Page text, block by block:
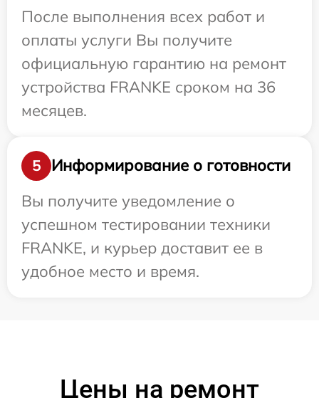
После выполнения всех работ и
оплаты услуги Вы получите
официальную гарантию на ремонт
устройства FRANKE сроком на 36
месяцев.
5
Информирование о готовности
Вы получите уведомление о
успешном тестировании техники
FRANKE, и курьер доставит ее в
удобное место и время.
Цены на ремонт